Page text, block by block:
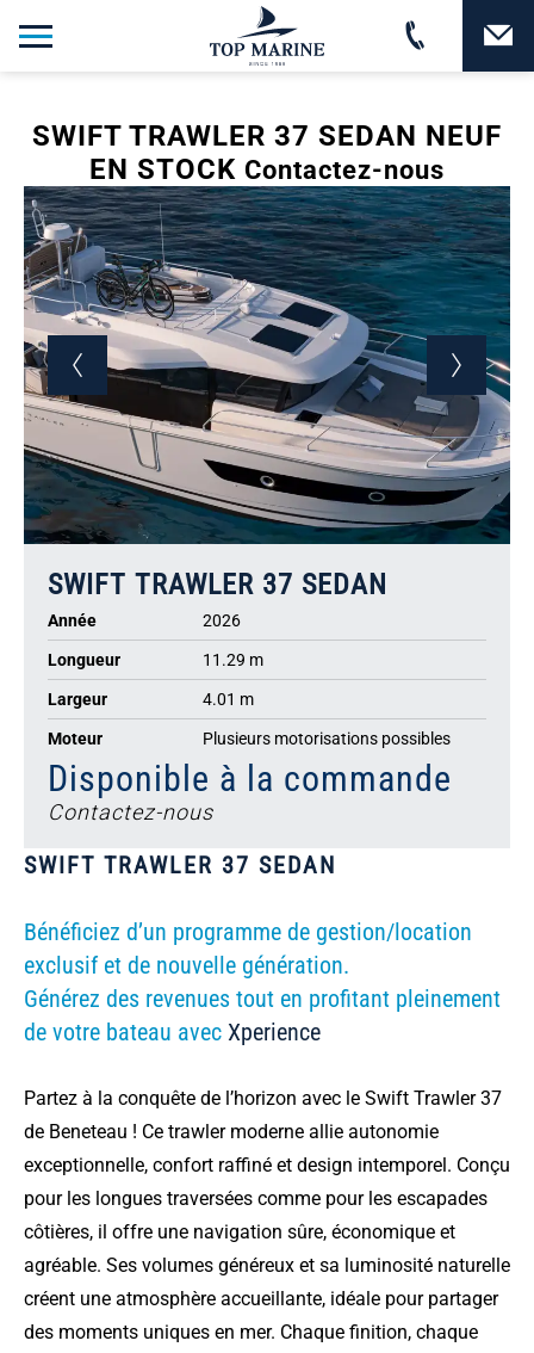
SWIFT TRAWLER 37 SEDAN NEUF
EN STOCK Contactez-nous
SWIFT TRAWLER 37 SEDAN
Année 2026
Longueur 11.29 m
Largeur 4.01 m
Moteur Plusieurs motorisations possibles
Disponible à la commande
Contactez-nous
SWIFT TRAWLER 37 SEDAN
Bénéficiez d’un programme de gestion/location
exclusif et de nouvelle génération.
Générez des revenues tout en profitant pleinement
de votre bateau avec Xperience
Partez à la conquête de l’horizon avec le Swift Trawler 37
de Beneteau ! Ce trawler moderne allie autonomie
exceptionnelle, confort raffiné et design intemporel. Conçu
pour les longues traversées comme pour les escapades
côtières, il offre une navigation sûre, économique et
agréable. Ses volumes généreux et sa luminosité naturelle
créent une atmosphère accueillante, idéale pour partager
des moments uniques en mer. Chaque finition, chaque